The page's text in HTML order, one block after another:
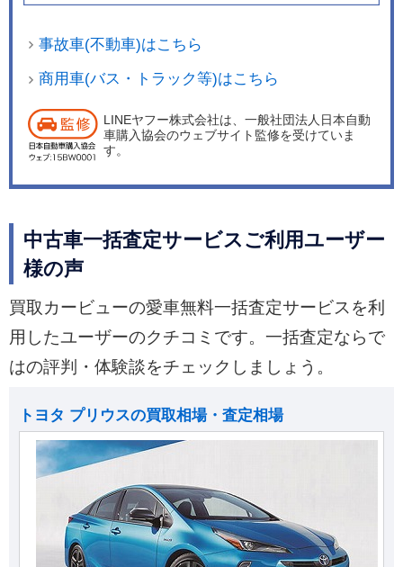
事故車(不動車)はこちら
商用車(バス・トラック等)はこちら
LINEヤフー株式会社は、一般社団法人日本自動
車購入協会のウェブサイト監修を受けていま
す。
中古車一括査定サービスご利用ユーザー
様の声
買取カービューの愛車無料一括査定サービスを利
用したユーザーのクチコミです。一括査定ならで
はの評判・体験談をチェックしましょう。
トヨタ プリウスの買取相場・査定相場